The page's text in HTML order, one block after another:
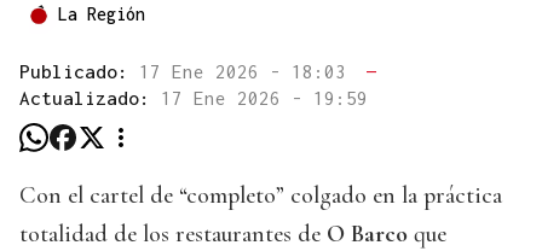
La Región
Publicado: 17 Ene 2026 - 18:03
—
Actualizado: 17 Ene 2026 - 19:59
Con el cartel de “completo” colgado en la práctica
totalidad de los restaurantes de O Barco que